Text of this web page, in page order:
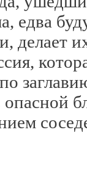
делает